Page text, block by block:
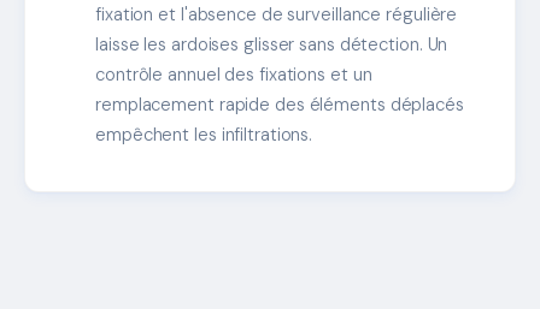
fixation et l'absence de surveillance régulière
laisse les ardoises glisser sans détection. Un
contrôle annuel des fixations et un
remplacement rapide des éléments déplacés
empêchent les infiltrations.